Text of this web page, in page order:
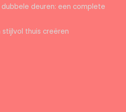
deuren: een complete
stijlvol thuis creëren